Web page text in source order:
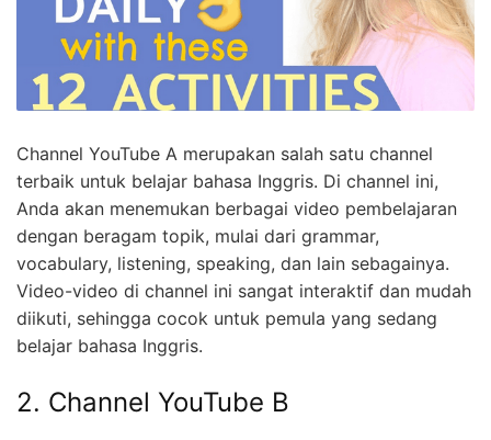
Channel YouTube A merupakan salah satu channel
terbaik untuk belajar bahasa Inggris. Di channel ini,
Anda akan menemukan berbagai video pembelajaran
dengan beragam topik, mulai dari grammar,
vocabulary, listening, speaking, dan lain sebagainya.
Video-video di channel ini sangat interaktif dan mudah
diikuti, sehingga cocok untuk pemula yang sedang
belajar bahasa Inggris.
2. Channel YouTube B